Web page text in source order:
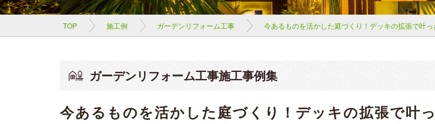
TOP 施工例 ガーデンリフォーム工事 今あるものを活かした庭づくり！デッキの拡張で叶
ガーデンリフォーム工事施工事例集
今あるものを活かした庭づくり！デッキの拡張で叶